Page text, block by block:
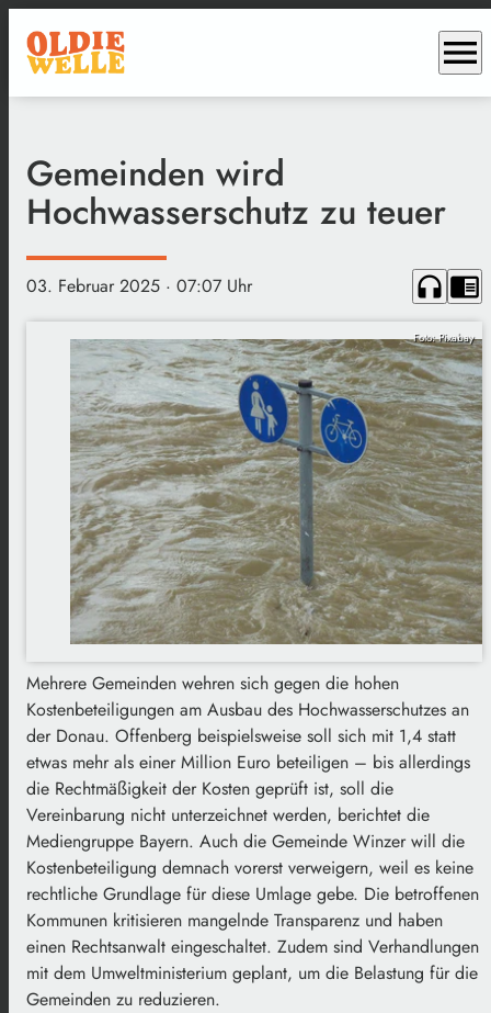
menu
Gemeinden wird
Hochwasserschutz zu teuer
03. Februar 2025 · 07:07 Uhr headphones chrome_reader_mode
Foto: Pixabay
Mehrere Gemeinden wehren sich gegen die hohen
Kostenbeteiligungen am Ausbau des Hochwasserschutzes an
der Donau. Offenberg beispielsweise soll sich mit 1,4 statt
etwas mehr als einer Million Euro beteiligen – bis allerdings
die Rechtmäßigkeit der Kosten geprüft ist, soll die
Vereinbarung nicht unterzeichnet werden, berichtet die
Mediengruppe Bayern. Auch die Gemeinde Winzer will die
Kostenbeteiligung demnach vorerst verweigern, weil es keine
rechtliche Grundlage für diese Umlage gebe. Die betroffenen
Kommunen kritisieren mangelnde Transparenz und haben
einen Rechtsanwalt eingeschaltet. Zudem sind Verhandlungen
mit dem Umweltministerium geplant, um die Belastung für die
Gemeinden zu reduzieren.